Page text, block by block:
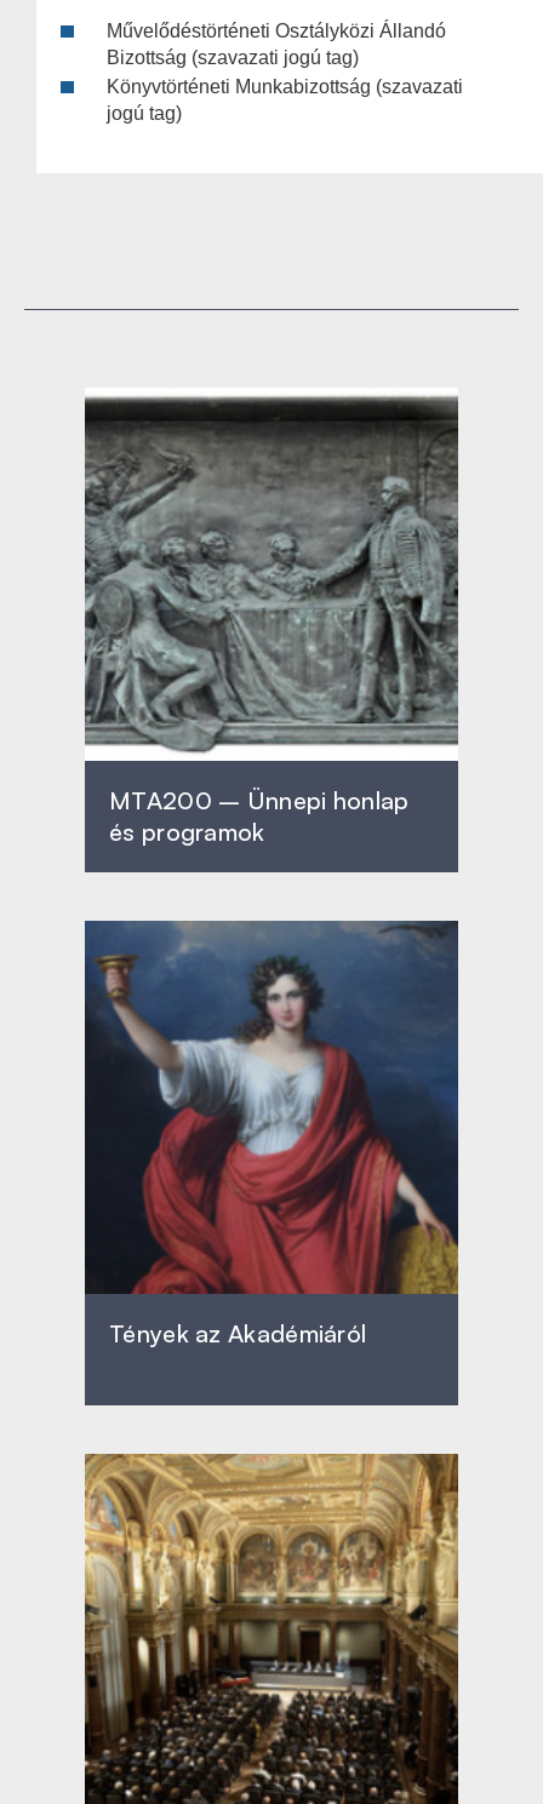
Művelődéstörténeti Osztályközi Állandó
Bizottság (szavazati jogú tag)
Könyvtörténeti Munkabizottság (szavazati
jogú tag)
MTA200 – Ünnepi honlap
és programok
Tények az Akadémiáról